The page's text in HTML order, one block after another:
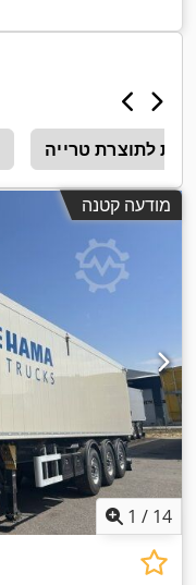
לתוצרת טרייה
מודעה קטנה
1 / 14